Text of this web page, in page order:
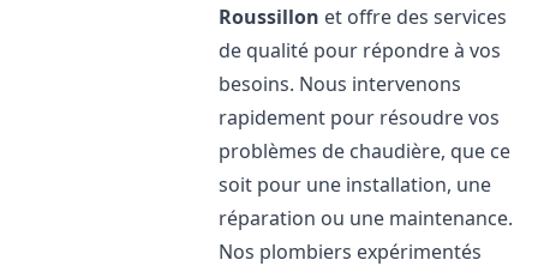
Roussillon et offre des services
de qualité pour répondre à vos
besoins. Nous intervenons
rapidement pour résoudre vos
problèmes de chaudière, que ce
soit pour une installation, une
réparation ou une maintenance.
Nos plombiers expérimentés